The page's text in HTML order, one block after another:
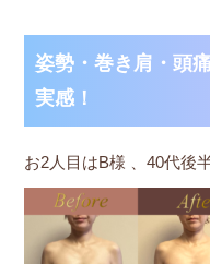
姿勢・巻き肩・頭
実感！
お2人目はB様 、40代後